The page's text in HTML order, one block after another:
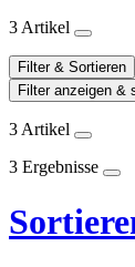
3 Artikel
Filter & Sortieren
Filter anzeigen &
3 Artikel
3 Ergebnisse